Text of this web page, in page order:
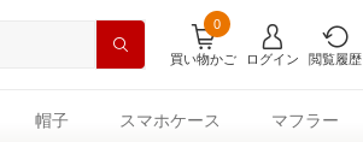
買い物かご
0
ログイン 閲覧履歴
帽子 スマホケース マフラー